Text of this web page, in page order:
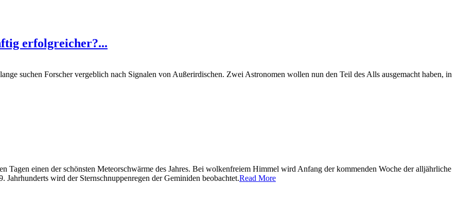
erfolgreicher?...
suchen Forscher vergeblich nach Signalen von Außerirdischen. Zwei Astronomen wollen nun den Teil des Alls ausgemacht haben, in
einen der schönsten Meteorschwärme des Jahres. Bei wolkenfreiem Himmel wird Anfang der kommenden Woche der alljährliche
wird der Sternschnuppenregen der Geminiden beobachtet.Read More